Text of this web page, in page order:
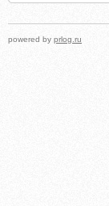
powered by prlog.ru